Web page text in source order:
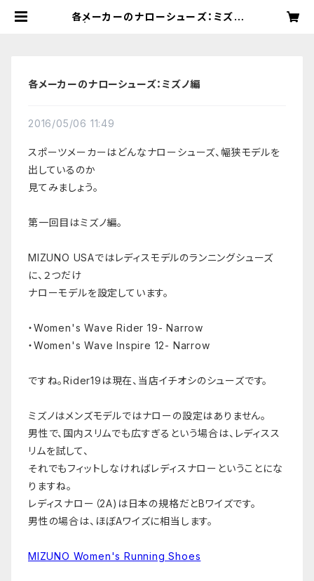
各メーカーのナローシューズ：ミズノ
各メーカーのナローシューズ：ミズノ編
2016/05/06 11:49
スポーツメーカーはどんなナローシューズ、幅狭モデルを
出しているのか
見てみましょう。
第一回目はミズノ編。
MIZUNO USAではレディスモデルのランニングシューズ
に、２つだけ
ナローモデルを設定しています。
・Women's Wave Rider 19- Narrow
・Women's Wave Inspire 12- Narrow
ですね。Rider19は現在、当店イチオシのシューズです。
ミズノはメンズモデルではナローの設定はありません。
男性で、国内スリムでも広すぎるという場合は、レディスス
リムを試して、
それでもフィットしなければレディスナローということにな
りますね。
レディスナロー（2A)は日本の規格だとBワイズです。
男性の場合は、ほぼAワイズに相当します。
MIZUNO Women's Running Shoes